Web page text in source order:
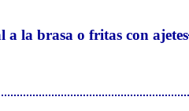
a la brasa o fritas con ajetes